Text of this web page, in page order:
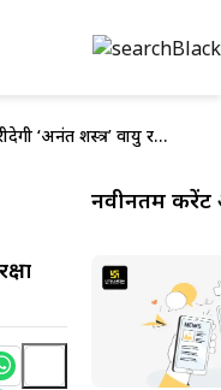
भारतीय सेना खरीदेगी ‘अनंत शस्त्र’ वायु रक्षा प्रणाली
नवीनतम करेंट